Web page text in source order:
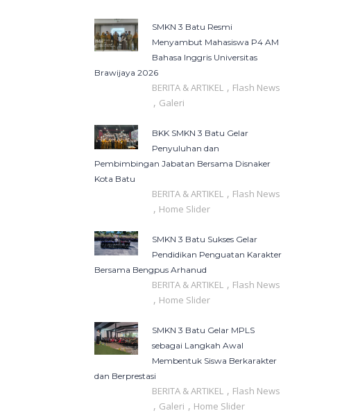
SMKN 3 Batu Resmi
Menyambut Mahasiswa P4 AM
Bahasa Inggris Universitas
Brawijaya 2026
BERITA & ARTIKEL , Flash News
, Galeri
BKK SMKN 3 Batu Gelar
Penyuluhan dan
Pembimbingan Jabatan Bersama Disnaker
Kota Batu
BERITA & ARTIKEL , Flash News
, Home Slider
SMKN 3 Batu Sukses Gelar
Pendidikan Penguatan Karakter
Bersama Bengpus Arhanud
BERITA & ARTIKEL , Flash News
, Home Slider
SMKN 3 Batu Gelar MPLS
sebagai Langkah Awal
Membentuk Siswa Berkarakter
dan Berprestasi
BERITA & ARTIKEL , Flash News
, Galeri , Home Slider